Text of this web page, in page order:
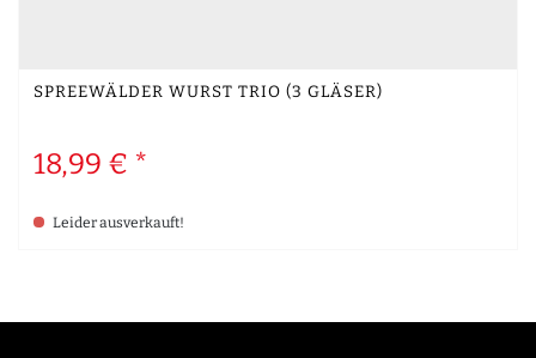
SPREEWÄLDER WURST TRIO (3 GLÄSER)
18,99 € *
Leider ausverkauft!